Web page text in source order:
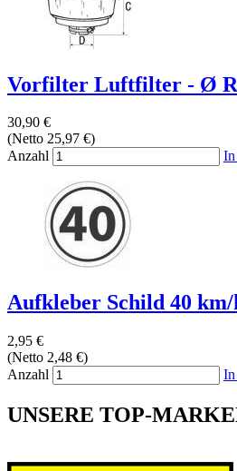
Vorfilter Luftfilter - Ø
30,90 €
(Netto 25,97 €)
Anzahl
In
Aufkleber Schild 40
2,95 €
(Netto 2,48 €)
Anzahl
In
UNSERE TOP-